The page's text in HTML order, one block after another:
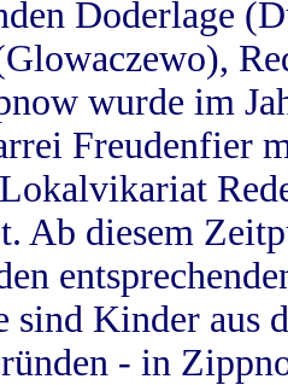
Doderlage
wurde im
Freudenfier
Ab diesem
sind Kinder aus
- in